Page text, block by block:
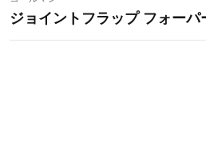
ジョイントフラップ フォー